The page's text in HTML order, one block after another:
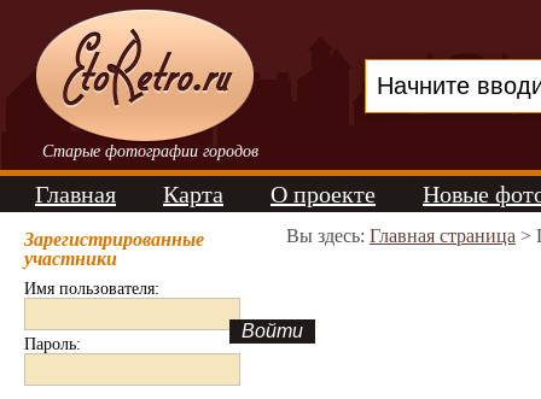
Старые фотографии городов
Главная Карта О проекте Новые
Зарегистрированные
участники
Имя пользователя:
Пароль:
Вы здесь: Главная страница >